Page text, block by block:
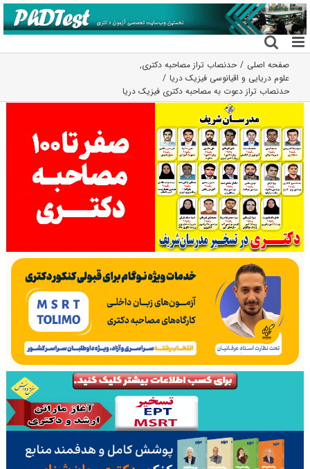
رفتن
به
محتوا
صفحه اصلی حدنصاب تراز مصاحبه دکتری,
علوم دریایی و اقیانوسی فیزیک دریا
حدنصاب تراز دعوت به مصاحبه دکتری فیزیک دریا